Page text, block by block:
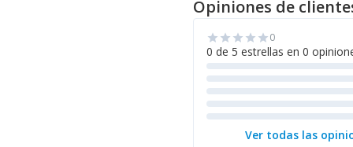
Opiniones de
star star star star star0
0 de 5 estrellas en 0
Ver todas las